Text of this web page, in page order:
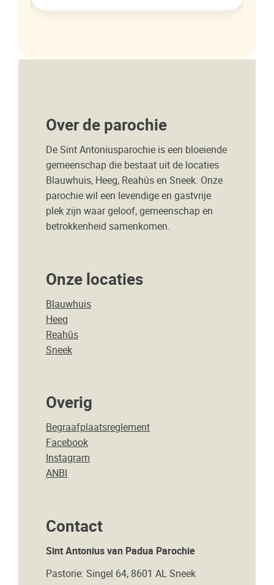
Over de parochie
De Sint Antoniusparochie is een bloeiende
gemeenschap die bestaat uit de locaties
Blauwhuis, Heeg, Reahûs en Sneek. Onze
parochie wil een levendige en gastvrije
plek zijn waar geloof, gemeenschap en
betrokkenheid samenkomen.
Onze locaties
Blauwhuis
Heeg
Reahûs
Sneek
Overig
Begraafplaatsreglement
Facebook
Instagram
ANBI
Contact
Sint Antonius van Padua Parochie
Pastorie: Singel 64, 8601 AL Sneek